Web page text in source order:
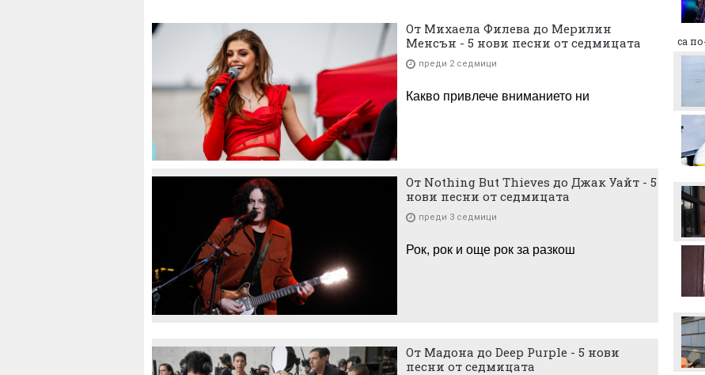
От Михаела Филева до Мерилин
Менсън - 5 нови песни от седмицата
преди 2 седмици
Какво привлече вниманието ни
От Nothing But Thieves до Джак Уайт - 5
нови песни от седмицата
преди 3 седмици
Рок, рок и още рок за разкош
От Мадона до Deep Purple - 5 нови
песни от седмицата
колене!
Левски преминава в
съвсем друга финансова
Смут в лагера на Арсенал
Макаби Тел Авив?
разминал с трансфер
са